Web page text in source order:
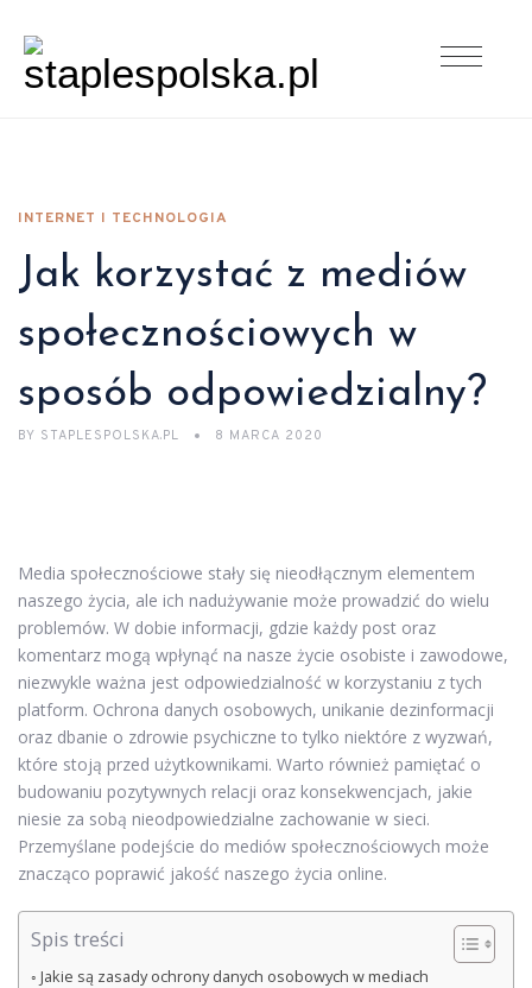
INTERNET I TECHNOLOGIA
Jak korzystać z mediów
społecznościowych w
sposób odpowiedzialny?
BY STAPLESPOLSKA.PL 8 MARCA 2020
Media społecznościowe stały się nieodłącznym elementem
naszego życia, ale ich nadużywanie może prowadzić do wielu
problemów. W dobie informacji, gdzie każdy post oraz
komentarz mogą wpłynąć na nasze życie osobiste i zawodowe,
niezwykle ważna jest odpowiedzialność w korzystaniu z tych
platform. Ochrona danych osobowych, unikanie dezinformacji
oraz dbanie o zdrowie psychiczne to tylko niektóre z wyzwań,
które stoją przed użytkownikami. Warto również pamiętać o
budowaniu pozytywnych relacji oraz konsekwencjach, jakie
niesie za sobą nieodpowiedzialne zachowanie w sieci.
Przemyślane podejście do mediów społecznościowych może
znacząco poprawić jakość naszego życia online.
Spis treści
Jakie są zasady ochrony danych osobowych w mediach